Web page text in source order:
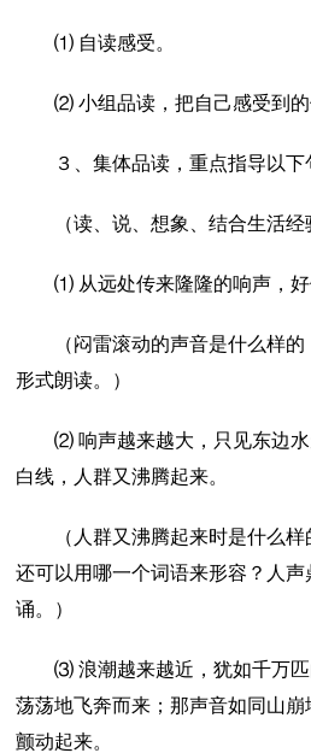
⑴ 自读感受。
⑵ 小组品读，把自己感受到的
３、集体品读，重点指导以下
（读、说、想象、结合生活经
⑴ 从远处传来隆隆的响声，好
（闷雷滚动的声音是什么样的
形式朗读。）
⑵ 响声越来越大，只见东边水
白线，人群又沸腾起来。
（人群又沸腾起来时是什么样
还可以用哪一个词语来形容？人
诵。）
⑶ 浪潮越来越近，犹如千万匹
荡荡地飞奔而来；那声音如同山
颤动起来。